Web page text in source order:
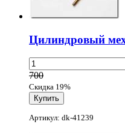
Цилиндровый
700
Скидка 19%
Артикул: dk-41239